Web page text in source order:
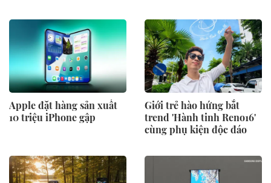
Apple đặt hàng sản xuất
10 triệu iPhone gập
Giới trẻ hào hứng bắt
trend 'Hành tinh Reno16'
cùng phụ kiện độc đáo